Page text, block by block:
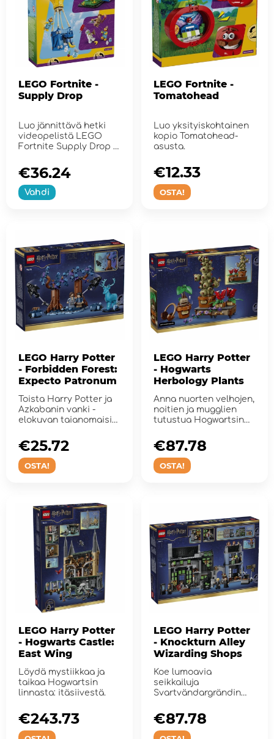
LEGO Fortnite -
Supply Drop
Luo jännittävä hetki
videopelistä LEGO
Fortnite Supply Drop -
Vahdi
€36.24
LEGO Fortnite -
Tomatohead
Luo yksityiskohtainen
kopio Tomatohead-
asusta.
OSTA!
€12.33
LEGO Harry Potter
- Forbidden Forest:
Expecto Patronum
Toista Harry Potter ja
Azkabanin vanki -
elokuvan taianomaisia
OSTA!
€25.72
LEGO Harry Potter
- Hogwarts
Herbology Plants
Anna nuorten velhojen,
noitien ja mugglien
tutustua Hogwartsin
taik...
OSTA!
€87.78
LEGO Harry Potter
- Hogwarts Castle:
East Wing
Löydä mystiikkaa ja
taikaa Hogwartsin
linnasta: itäsiivestä.
€243.73
LEGO Harry Potter
- Knockturn Alley
Wizarding Shops
Koe lumoavia
seikkailuja
Svartvändargrändin
€87.78